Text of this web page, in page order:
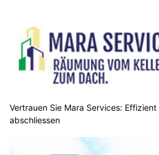
Vertrauen Sie Mara Services:
abschliessen